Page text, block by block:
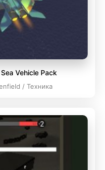
Vehicle Pack
/ Техника